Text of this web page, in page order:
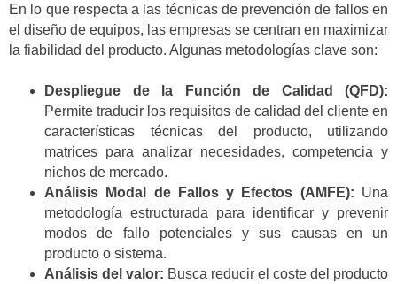
En lo que respecta a las técnicas de prevención de fallos en
el diseño de equipos, las empresas se centran en maximizar
la fiabilidad del producto. Algunas metodologías clave son:
Despliegue de la Función de Calidad (QFD):
Permite traducir los requisitos de calidad del cliente en
características técnicas del producto, utilizando
matrices para analizar necesidades, competencia y
nichos de mercado.
Análisis Modal de Fallos y Efectos (AMFE): Una
metodología estructurada para identificar y prevenir
modos de fallo potenciales y sus causas en un
producto o sistema.
Análisis del valor: Busca reducir el coste del producto